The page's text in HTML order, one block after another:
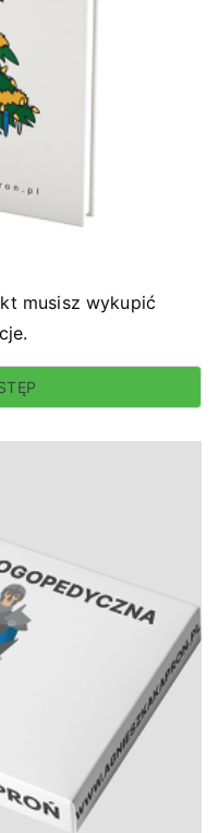
musisz wykupić